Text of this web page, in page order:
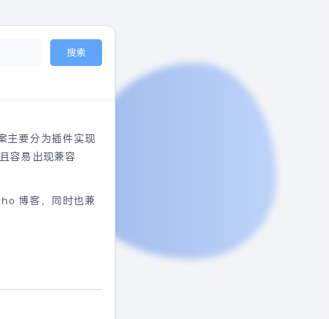
搜索
主要分为插件实现
容易出现兼容
博客，同时也兼